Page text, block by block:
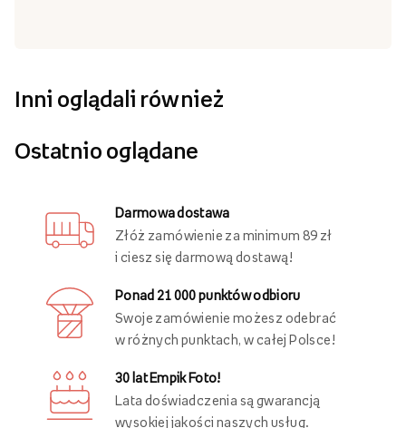
Inni oglądali również
Ostatnio oglądane